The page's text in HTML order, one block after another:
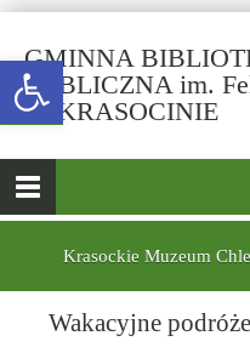
Open toolbar
GMINNA
PUBLICZNA im.
W KRASOCINIE-
2
górne
Otwórz
menu
Krasockie Muzeum
Wakacyjne